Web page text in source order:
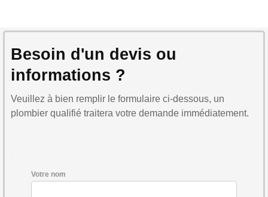
Besoin d'un devis ou
informations ?
Veuillez à bien remplir le formulaire ci-dessous, un
plombier qualifié traitera votre demande immédiatement.
Votre nom